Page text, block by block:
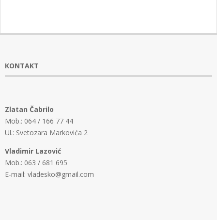
KONTAKT
Zlatan Čabrilo
Mob.: 064 / 166 77 44
Ul.: Svetozara Markovića 2
Vladimir Lazović
Mob.: 063 / 681 695
E-mail: vladesko@gmail.com